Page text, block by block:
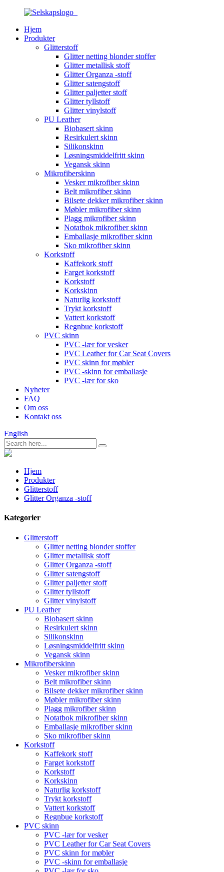
Hjem
Produkter
Glitterstoff
Glitter netting blonder stoffer
Glitter metallisk stoff
Glitter Organza -stoff
Glitter satengstoff
Glitter paljetter stoff
Glitter tyllstoff
Glitter vinylstoff
PU Leather
Biobasert skinn
Resirkulert skinn
Silikonskinn
Løsningsmiddelfritt skinn
Vegansk skinn
Mikrofiberskinn
Vesker mikrofiber skinn
Belt mikrofiber skinn
Bilsete dekker mikrofiber skinn
Møbler mikrofiber skinn
Plagg mikrofiber skinn
Notatbok mikrofiber skinn
Emballasje mikrofiber skinn
Sko mikrofiber skinn
Korkstoff
Kaffekork stoff
Farget korkstoff
Korkstoff
Korkskinn
Naturlig korkstoff
Trykt korkstoff
Vattert korkstoff
Regnbue korkstoff
PVC skinn
PVC -lær for vesker
PVC Leather for Car Seat Covers
PVC skinn for møbler
PVC -skinn for emballasje
PVC -lær for sko
Nyheter
FAQ
Om oss
Kontakt oss
English
Hjem
Produkter
Glitterstoff
Glitter Organza -stoff
Kategorier
Glitterstoff
Glitter netting blonder stoffer
Glitter metallisk stoff
Glitter Organza -stoff
Glitter satengstoff
Glitter paljetter stoff
Glitter tyllstoff
Glitter vinylstoff
PU Leather
Biobasert skinn
Resirkulert skinn
Silikonskinn
Løsningsmiddelfritt skinn
Vegansk skinn
Mikrofiberskinn
Vesker mikrofiber skinn
Belt mikrofiber skinn
Bilsete dekker mikrofiber skinn
Møbler mikrofiber skinn
Plagg mikrofiber skinn
Notatbok mikrofiber skinn
Emballasje mikrofiber skinn
Sko mikrofiber skinn
Korkstoff
Kaffekork stoff
Farget korkstoff
Korkstoff
Korkskinn
Naturlig korkstoff
Trykt korkstoff
Vattert korkstoff
Regnbue korkstoff
PVC skinn
PVC -lær for vesker
PVC Leather for Car Seat Covers
PVC skinn for møbler
PVC -skinn for emballasje